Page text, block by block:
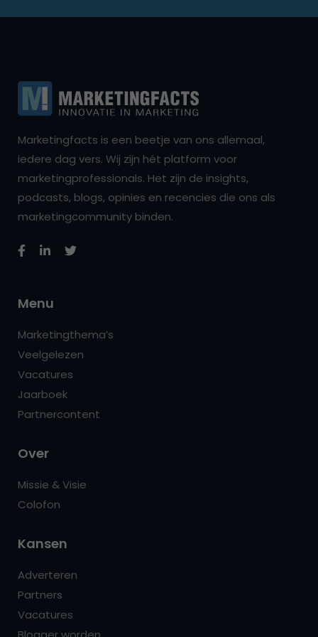
Marketingfacts is een beetje van ons allemaal,
iedere dag vers. Wij zijn hét platform voor
marketingprofessionals. Het zijn de insights,
podcasts, blogs, opinies en recencies die ons als
marketingcommunity binden.
Menu
Marketingthema’s
Veelgelezen
Vacatures
Jaarboek
Partnercontent
Over
Missie & Visie
Colofon
Kansen
Adverteren
Partners
Vacatures